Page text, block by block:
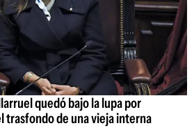
quedó bajo la lupa por
trasfondo de una vieja interna